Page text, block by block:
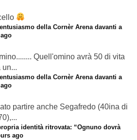
della Cornèr Arena davanti a
Quell'omino avrà 50 di vita
un...
della Cornèr Arena davanti a
partire anche Segafredo (40ina di
identità ritrovata: “Ognuno dovrà
ago